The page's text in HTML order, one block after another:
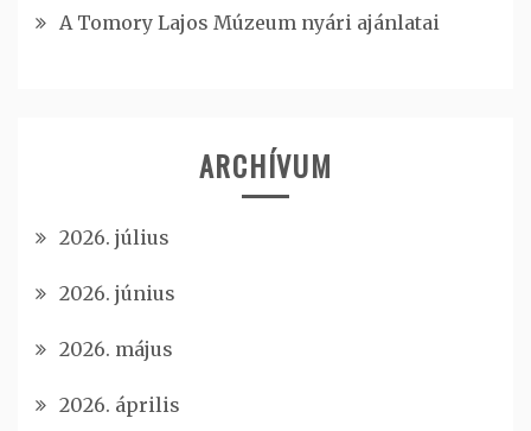
A Tomory Lajos Múzeum nyári ajánlatai
ARCHÍVUM
2026. július
2026. június
2026. május
2026. április